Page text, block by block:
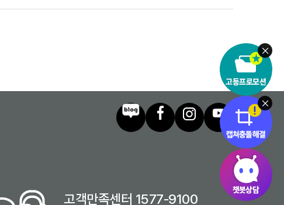
고객만족센터 1577-9100